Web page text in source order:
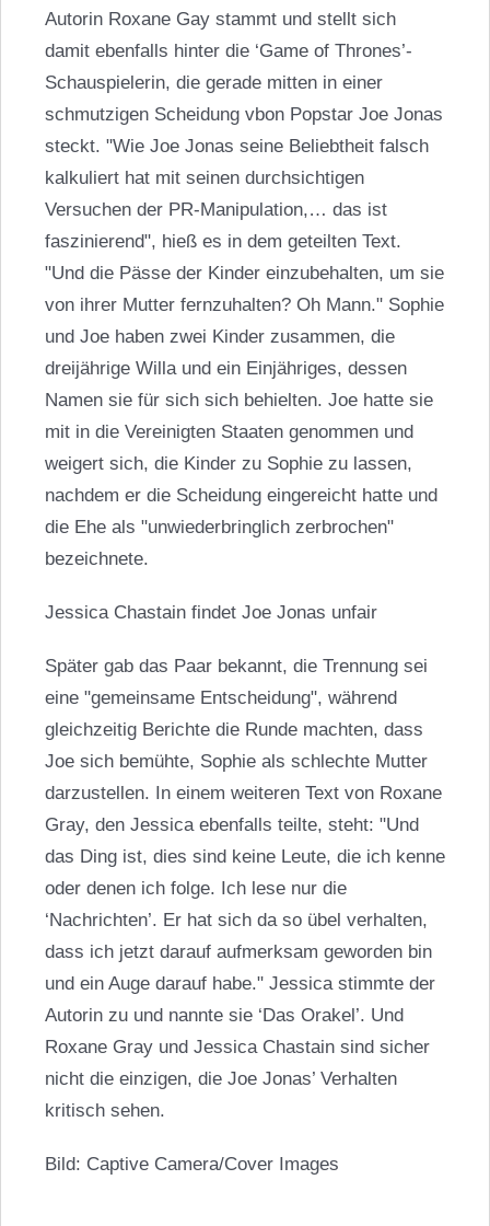
Autorin Roxane Gay stammt und stellt sich
damit ebenfalls hinter die ‘Game of Thrones’-
Schauspielerin, die gerade mitten in einer
schmutzigen Scheidung vbon Popstar Joe Jonas
steckt. "Wie Joe Jonas seine Beliebtheit falsch
kalkuliert hat mit seinen durchsichtigen
Versuchen der PR-Manipulation,… das ist
faszinierend", hieß es in dem geteilten Text.
"Und die Pässe der Kinder einzubehalten, um sie
von ihrer Mutter fernzuhalten? Oh Mann." Sophie
und Joe haben zwei Kinder zusammen, die
dreijährige Willa und ein Einjähriges, dessen
Namen sie für sich sich behielten. Joe hatte sie
mit in die Vereinigten Staaten genommen und
weigert sich, die Kinder zu Sophie zu lassen,
nachdem er die Scheidung eingereicht hatte und
die Ehe als "unwiederbringlich zerbrochen"
bezeichnete.
Jessica Chastainfindet Joe Jonas unfair
Später gab das Paar bekannt, die Trennung sei
eine "gemeinsame Entscheidung", während
gleichzeitig Berichte die Runde machten, dass
Joe sich bemühte, Sophie als schlechte Mutter
darzustellen. In einem weiteren Text von Roxane
Gray, den Jessica ebenfalls teilte, steht: "Und
das Ding ist, dies sind keine Leute, die ich kenne
oder denen ich folge. Ich lese nur die
‘Nachrichten’. Er hat sich da so übel verhalten,
dass ich jetzt darauf aufmerksam geworden bin
und ein Auge darauf habe." Jessica stimmte der
Autorin zu und nannte sie ‘Das Orakel’. Und
Roxane Gray und Jessica Chastainsind sicher
nicht die einzigen, die Joe Jonas’ Verhalten
kritisch sehen.
Bild: Captive Camera/Cover Images